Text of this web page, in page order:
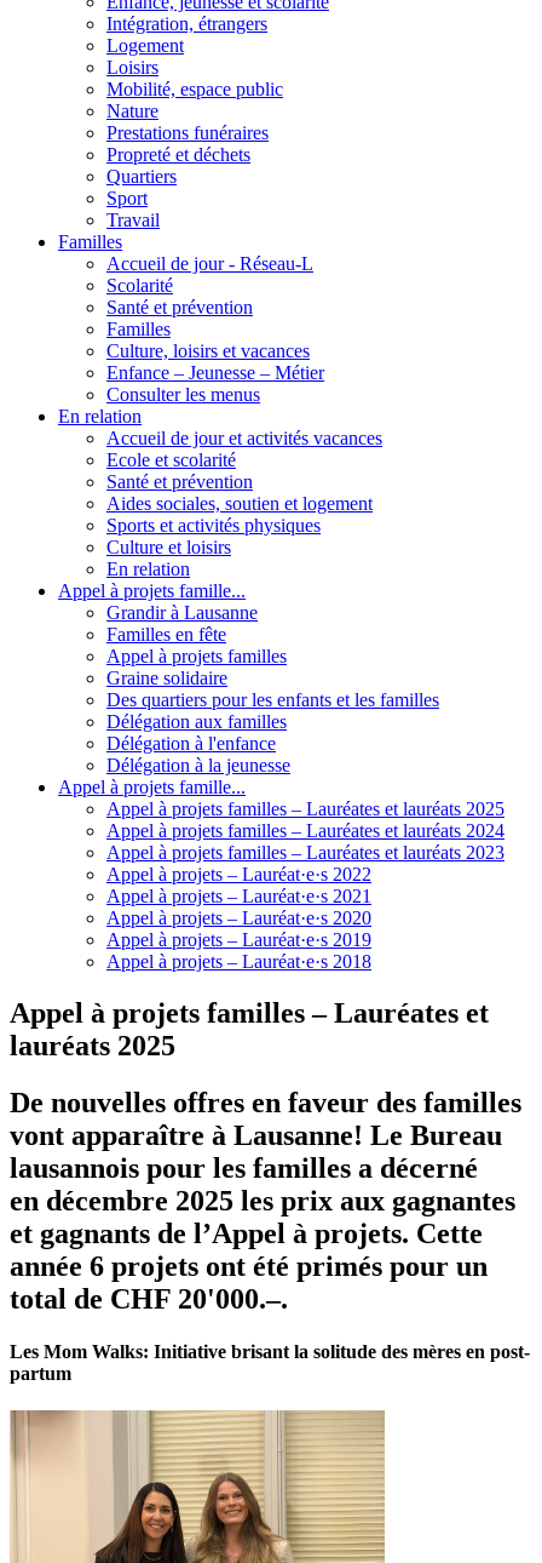
Intégration, étrangers
Logement
Loisirs
Mobilité, espace public
Nature
Prestations funéraires
Propreté et déchets
Quartiers
Sport
Travail
Familles
Accueil de jour - Réseau-L
Scolarité
Santé et prévention
Familles
Culture, loisirs et vacances
Enfance – Jeunesse – Métier
Consulter les menus
En relation
Accueil de jour et activités vacances
Ecole et scolarité
Santé et prévention
Aides sociales, soutien et logement
Sports et activités physiques
Culture et loisirs
En relation
Appel à projets famille...
Grandir à Lausanne
Familles en fête
Appel à projets familles
Graine solidaire
Des quartiers pour les enfants et les familles
Délégation aux familles
Délégation à l'enfance
Délégation à la jeunesse
Appel à projets famille...
Appel à projets familles – Lauréates et lauréats 2025
Appel à projets familles – Lauréates et lauréats 2024
Appel à projets familles – Lauréates et lauréats 2023
Appel à projets – Lauréat·e·s 2022
Appel à projets – Lauréat·e·s 2021
Appel à projets – Lauréat·e·s 2020
Appel à projets – Lauréat·e·s 2019
Appel à projets – Lauréat·e·s 2018
Appel à projets familles – Lauréates et
lauréats 2025
De nouvelles offres en faveur des familles
vont apparaître à Lausanne! Le Bureau
lausannois pour les familles a décerné
en décembre 2025 les prix aux gagnantes
et gagnants de l’Appel à projets. Cette
année 6 projets ont été primés pour un
total de CHF 20'000.–.
Les Mom Walks: Initiative brisant la solitude des mères en post-
partum